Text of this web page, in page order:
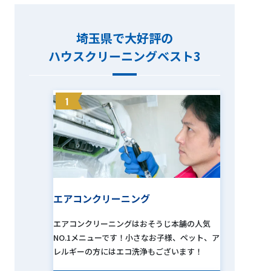
埼玉県で大好評の
ハウスクリーニングベスト3
1
エアコンクリーニング
エアコンクリーニングはおそうじ本舗の人気
NO.1メニューです！小さなお子様、ペット、ア
レルギーの方にはエコ洗浄もございます！